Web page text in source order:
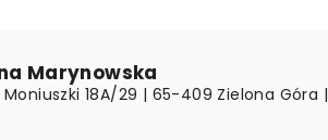
Marynowska
Moniuszki 18A/29 | 65-409 Zielona Góra |